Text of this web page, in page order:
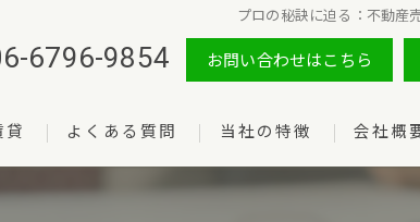
プロの秘訣に迫る：不動産
6796-9854 お問い合わせはこちら
貸 よくある質問 当社の特徴 会社概